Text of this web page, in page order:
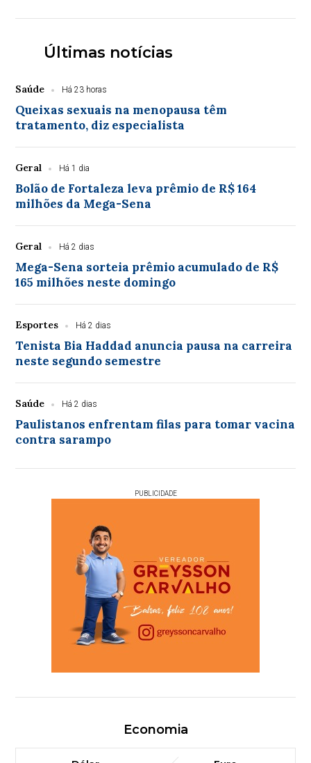
Últimas notícias
Saúde Há 23 horas
Queixas sexuais na menopausa têm
tratamento, diz especialista
Geral Há 1 dia
Bolão de Fortaleza leva prêmio de R$ 164
milhões da Mega-Sena
Geral Há 2 dias
Mega-Sena sorteia prêmio acumulado de R$
165 milhões neste domingo
Esportes Há 2 dias
Tenista Bia Haddad anuncia pausa na carreira
neste segundo semestre
Saúde Há 2 dias
Paulistanos enfrentam filas para tomar vacina
contra sarampo
PUBLICIDADE
Economia